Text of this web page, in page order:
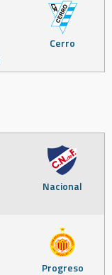
Cerro
Nacional
Progreso